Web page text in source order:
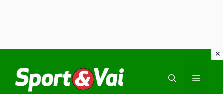
contenuto